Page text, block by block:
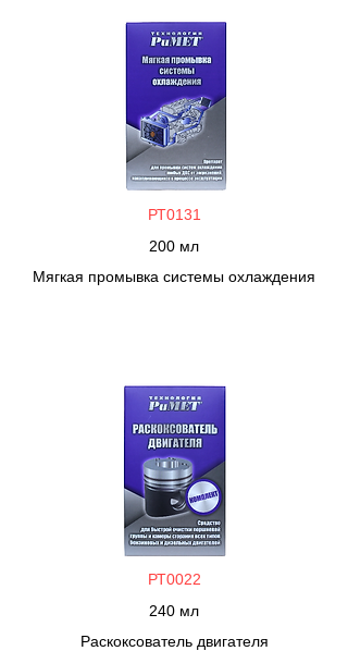
РТ0131
200 мл
Мягкая промывка системы охлаждения
РТ0022
240 мл
Раскоксователь двигателя